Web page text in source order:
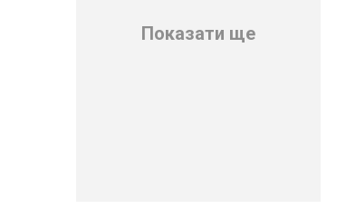
Показати ще